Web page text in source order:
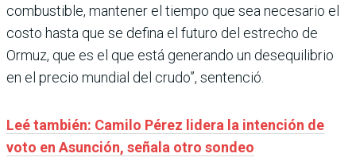
combustible, mantener el tiempo que sea necesario el
costo hasta que se defina el futuro del estrecho de
Ormuz, que es el que está generando un desequilibrio
en el precio mundial del crudo”, sentenció.
Leé también: Camilo Pérez lidera la intención de
voto en Asunción, señala otro sondeo